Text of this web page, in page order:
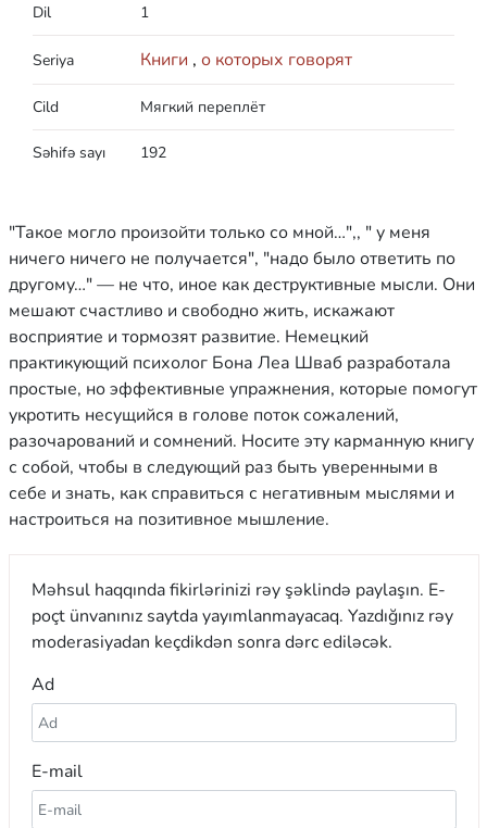
Dil 1
Seriya Книги , о которых говорят
Cild Мягкий переплёт
Səhifə sayı 192
"Такое могло произойти только со мной…",, " у меня
ничего ничего не получается", "надо было ответить по
другому…" — не что, иное как деструктивные мысли. Они
мешают счастливо и свободно жить, искажают
восприятие и тормозят развитие. Немецкий
практикующий психолог Бона Леа Шваб разработала
простые, но эффективные упражнения, которые помогут
укротить несущийся в голове поток сожалений,
разочарований и сомнений. Носите эту карманную книгу
с собой, чтобы в следующий раз быть уверенными в
себе и знать, как справиться с негативным мыслями и
настроиться на позитивное мышление.
Məhsul haqqında fikirlərinizi rəy şəklində paylaşın. E-
poçt ünvanınız saytda yayımlanmayacaq. Yazdığınız rəy
moderasiyadan keçdikdən sonra dərc ediləcək.
Ad
E-mail